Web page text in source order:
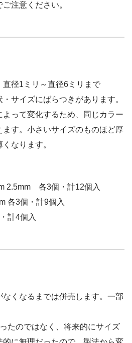
注意ください。
径1ミリ～直径6ミリまで
サイズにばらつきがあります。
よって変化するため、同じカラー
す。小さいサイズのものほど厚
なります。
2.5mm 各3個・計12個入
各3個・計9個入
計4個入
くなるまでは併売します。一部
たのではなく、将来的にサイズ